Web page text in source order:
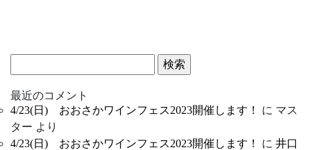
索:
最近のコメント
4/23(日) おおさかワインフェス2023開催します！
に マス
ター より
4/23(日) おおさかワインフェス2023開催します！
に 井口